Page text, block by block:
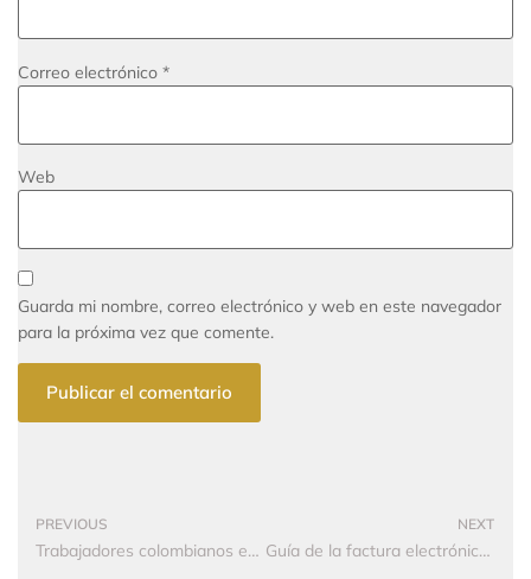
Correo electrónico *
Web
Guarda mi nombre, correo electrónico y web en este navegador
para la próxima vez que comente.
PREVIOUS
Trabajadores colombianos están entre los que más cumplen con “jornadas laborales excesivas”
NEXT
Guía de la factura electrónica para ‘dummies’: lo que deben saber usuarios y comercios